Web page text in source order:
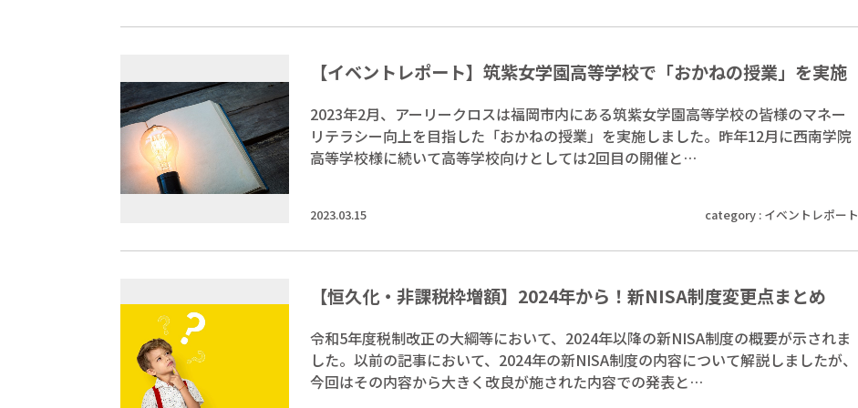
【イベントレポート】筑紫女学園高等学校で「おかねの授業」を実施
2023年2月、アーリークロスは福岡市内にある筑紫女学園高等学校の皆様のマネー
リテラシー向上を目指した「おかねの授業」を実施しました。昨年12月に西南学院
高等学校様に続いて高等学校向けとしては2回目の開催と…
2023.03.15 category : イベントレポート
【恒久化・非課税枠増額】2024年から！新NISA制度変更点まとめ
令和5年度税制改正の大綱等において、2024年以降の新NISA制度の概要が示されま
した。以前の記事において、2024年の新NISA制度の内容について解説しましたが、
今回はその内容から大きく改良が施された内容での発表と…